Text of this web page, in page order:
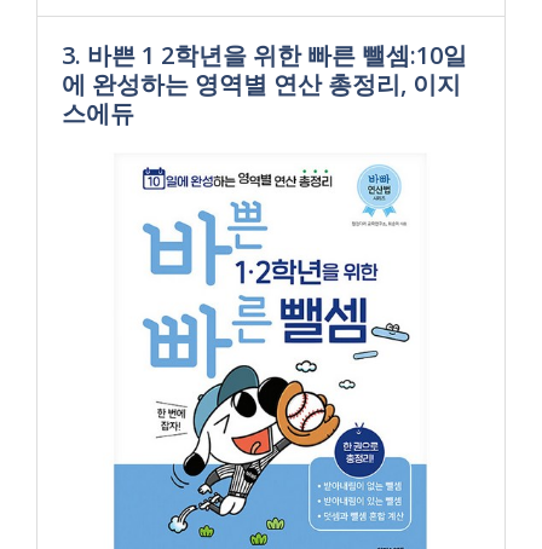
3. 바쁜 1 2학년을 위한 빠른 뺄셈:10일
에 완성하는 영역별 연산 총정리, 이지
스에듀